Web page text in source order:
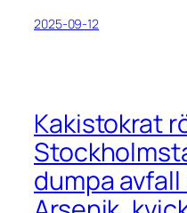
2025-09-12
Kakistokrat
dumpa